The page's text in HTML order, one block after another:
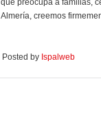
que preocupa a familias,
Almería, creemos
Posted by Ispalweb